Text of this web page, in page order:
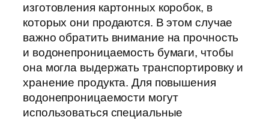
изготовления картонных коробок, в
которых они продаются. В этом случае
важно обратить внимание на прочность
и водонепроницаемость бумаги, чтобы
она могла выдержать транспортировку и
хранение продукта. Для повышения
водонепроницаемости могут
использоваться специальные